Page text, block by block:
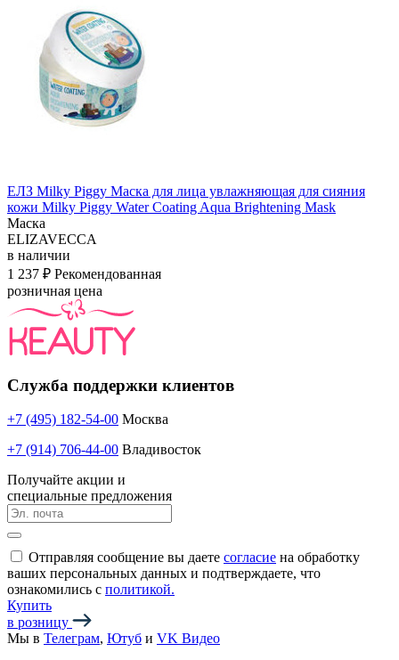
ЕЛЗ Milky Piggy Маска для лица увлажняющая для сияния
кожи Milky Piggy Water Coating Aqua Brightening Mask
Маска
ELIZAVECCA
в наличии
1 237 ₽ Рекомендованная
розничная цена
Служба поддержки клиентов
+7 (495) 182-54-00 Москва
+7 (914) 706-44-00 Владивосток
Получайте акции и
специальные предложения
Отправляя сообщение вы даете согласие на обработку
ваших персональных данных и подтверждаете, что
ознакомились с политикой.
Купить
в розницу
Мы в Телеграм, Ютуб и VK Видео